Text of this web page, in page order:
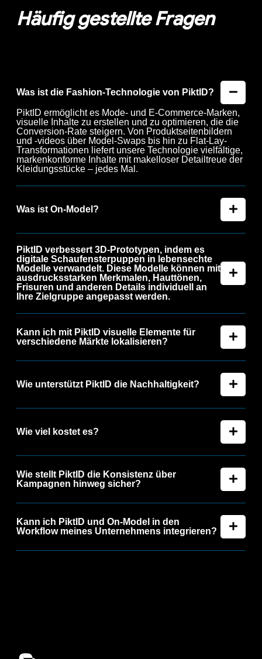
Häufig gestellte Fragen
Was ist die Fashion-Technologie von PiktID?
PiktID ermöglicht es Mode- und E-Commerce-Marken,
visuelle Inhalte zu erstellen und zu optimieren, die die
Conversion-Rate steigern. Von Produktseitenbildern
und -videos über Model-Swaps bis hin zu Flat-Lay-
Transformationen liefert unsere Technologie vielfältige,
markenkonforme Inhalte mit makelloser Detailtreue der
Kleidungsstücke – jedes Mal.
Was ist On-Model?
PiktID verbessert 3D-Prototypen, indem es
digitale Schaufensterpuppen in lebensechte
Modelle verwandelt. Diese Modelle können mit
ausdrucksstarken Merkmalen, Hauttönen,
Frisuren und anderen Details individuell an
Ihre Zielgruppe angepasst werden.
Kann ich mit PiktID visuelle Elemente für
verschiedene Märkte lokalisieren?
Wie unterstützt PiktID die Nachhaltigkeit?
Wie viel kostet es?
Wie stellt PiktID die Konsistenz über
Kampagnen hinweg sicher?
Kann ich PiktID und On-Model in den
Workflow meines Unternehmens integrieren?